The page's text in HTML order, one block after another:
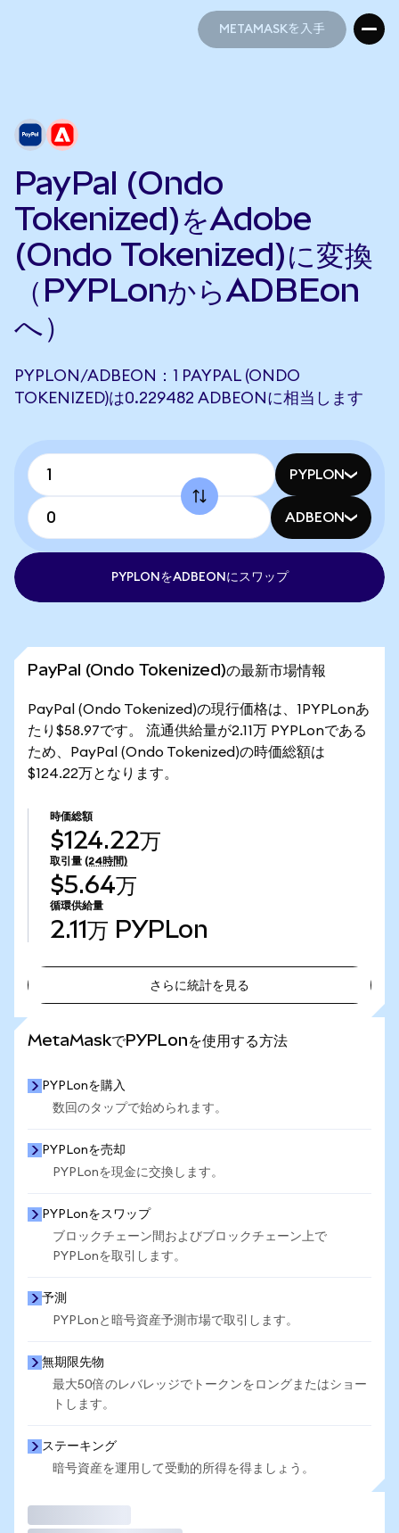
METAMASKを入手
PayPal (Ondo
Tokenized)をAdobe
(Ondo Tokenized)に変換
（PYPLonからADBEon
へ）
PYPLON/ADBEON：1 PAYPAL (ONDO
TOKENIZED)は0.229482 ADBEONに相当します
PYPLON
ADBEON
PYPLONをADBEONにスワップ
PayPal (Ondo Tokenized)の最新市場情報
PayPal (Ondo Tokenized)の現行価格は、1PYPLonあ
たり$58.97です。 流通供給量が2.11万 PYPLonである
ため、PayPal (Ondo Tokenized)の時価総額は
$124.22万となります。
時価総額
$124.22万
取引量 (24時間)
$5.64万
循環供給量
2.11万 PYPLon
さらに統計を見る
MetaMaskでPYPLonを使用する方法
PYPLonを購入
数回のタップで始められます。
PYPLonを売却
PYPLonを現金に交換します。
PYPLonをスワップ
ブロックチェーン間およびブロックチェーン上で
PYPLonを取引します。
予測
PYPLonと暗号資産予測市場で取引します。
無期限先物
最大50倍のレバレッジでトークンをロングまたはショー
トします。
ステーキング
暗号資産を運用して受動的所得を得ましょう。